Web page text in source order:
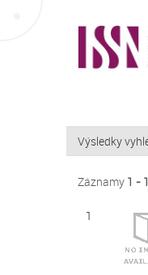
VuFind
Výsledky
Záznamy 1 - 1
1